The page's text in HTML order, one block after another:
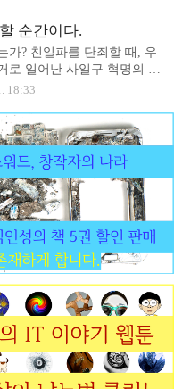
) 분당에서 빵집하시는 에
주신 정말 맛있는 빵을 (이
로그에서 홍보한다고 할까
. 도장 콱!!) 바리바리 싸 들
7시가 되도록 얼마 오시지
..
순간이다.
가? 친일파를 단죄할 때, 우
로 일어난 사일구 혁명의 시
치 시대 때, 전두환 군사 정
지나 친노친문이 앞에서는
조작, 선거부정으로 민주주
온갖 추잡한 짓을 벌이고
지 답해야 할 것이다. 나는
대해서는 물론 내 자식에
을 추구하고 있는 중이다.
노친문..
18:33